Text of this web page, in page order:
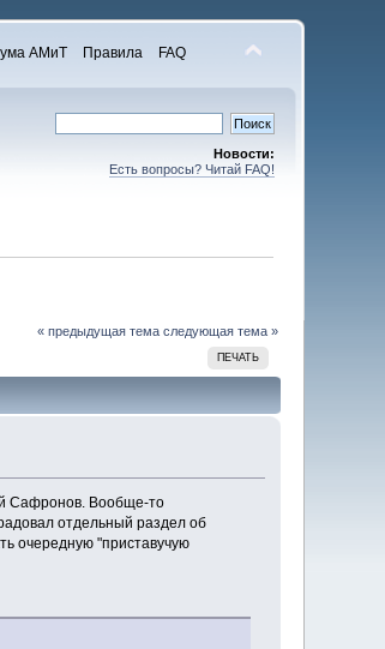
АМиТ Правила FAQ
Новости:
Есть вопросы? Читай FAQ!
« предыдущая тема следующая тема »
ПЕЧАТЬ
Сафронов. Вообще-то
отдельный раздел об
очередную "приставучую